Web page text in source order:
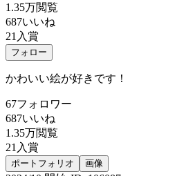
1.35万閲覧
687いいね
21 入賞
フォロー
かわいい絵が好きです！
67フォロワー
687いいね
1.35万閲覧
21 入賞
ポートフォリオ 画像